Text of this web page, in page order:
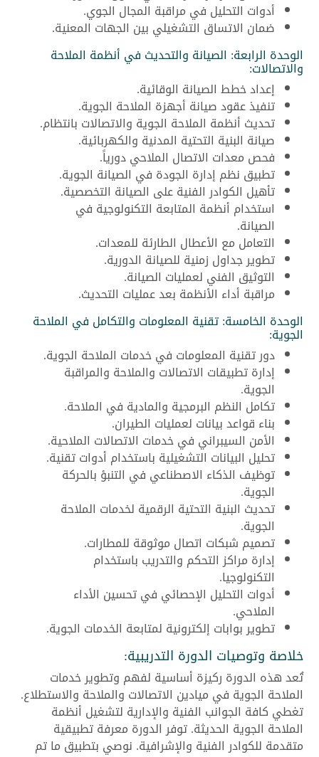
أدوات التحليل في مراقبة المجال الجوي.
ضمان الاتساق التشغيلي بين الجهات المعنية.
الوحدة الرابعة: الصيانة والتحديث في أنظمة الملاحة
والاتصالات:
إعداد خطط الصيانة الوقائية.
تنفيذ عقود صيانة أجهزة الملاحة الجوية.
تحديث أنظمة الملاحة الجوية والاتصالات بانتظام.
صيانة البنية التحتية المدنية والكهربائية.
فحص معدات الاتصال الملاحي دورياً.
تطبيق نظم إدارة الجودة في الصيانة الجوية.
تأهيل الكوادر الفنية على الصيانة التخصصية.
استخدام أنظمة المتابعة التكنولوجية في
الصيانة.
التعامل مع الأعطال الطارئة للمعدات.
تطوير جداول زمنية للصيانة الدورية.
التوثيق الفني لعمليات الصيانة.
مراقبة أداء الأنظمة بعد عمليات التحديث.
الوحدة الخامسة: تقنية المعلومات والتكامل في الملاحة
الجوية:
دور تقنية المعلومات في خدمات الملاحة الجوية.
إدارة تطبيقات الاتصالات والملاحة والمراقبة
الجوية.
تكامل النظم البرمجية والمادية في الملاحة.
بناء قواعد بيانات لعمليات الطيران.
الأمن السيبراني في خدمات الاتصالات الملاحية.
تحليل البيانات التشغيلية باستخدام أدوات تقنية.
توظيف الذكاء الاصطناعي في التنبؤ بالحركة
الجوية.
تحديث البنية التحتية الرقمية لخدمات الملاحة
الجوية.
تصميم شبكات اتصال موثوقة للمطارات.
إدارة مراكز التحكم والتدريب باستخدام
التكنولوجيا.
أدوات التحليل الإحصائي في تحسين الأداء
الملاحي.
تطوير بوابات إلكترونية لمتابعة الخدمات الجوية.
خلاصة وتوصيات الدورة التدريبية:
تُعد هذه الدورة ركيزة أساسية لفهم وتطوير خدمات
الملاحة الجوية في ميادين الاتصالات والملاحة والاستطلاع.
تغطي كافة الجوانب الفنية والإدارية لتشغيل أنظمة
الملاحة الجوية الحديثة. توفر الدورة معرفة تطبيقية
متقدمة للكوادر الفنية والإشرافية. نوصي بتطبيق ما تم